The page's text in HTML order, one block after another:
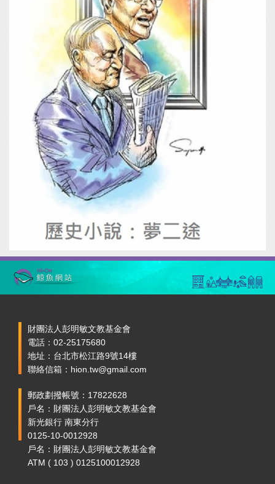
財團法人彭明敏文教基金會
電話：02-25175680
地址：台北市松江路9號14樓
聯絡信箱：hion.tw@gmail.com
郵政劃撥帳號：17822628
戶名：財團法人彭明敏文教基金會
新光銀行 南東分行
0125-10-0012928
戶名：財團法人彭明敏文教基金會
ATM ( 103 ) 0125100012928